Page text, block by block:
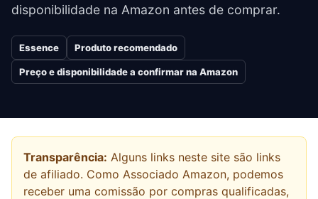
disponibilidade na Amazon antes de comprar.
Essence Produto recomendado
Preço e disponibilidade a confirmar na Amazon
Transparência: Alguns links neste site são links
de afiliado. Como Associado Amazon, podemos
receber uma comissão por compras qualificadas,